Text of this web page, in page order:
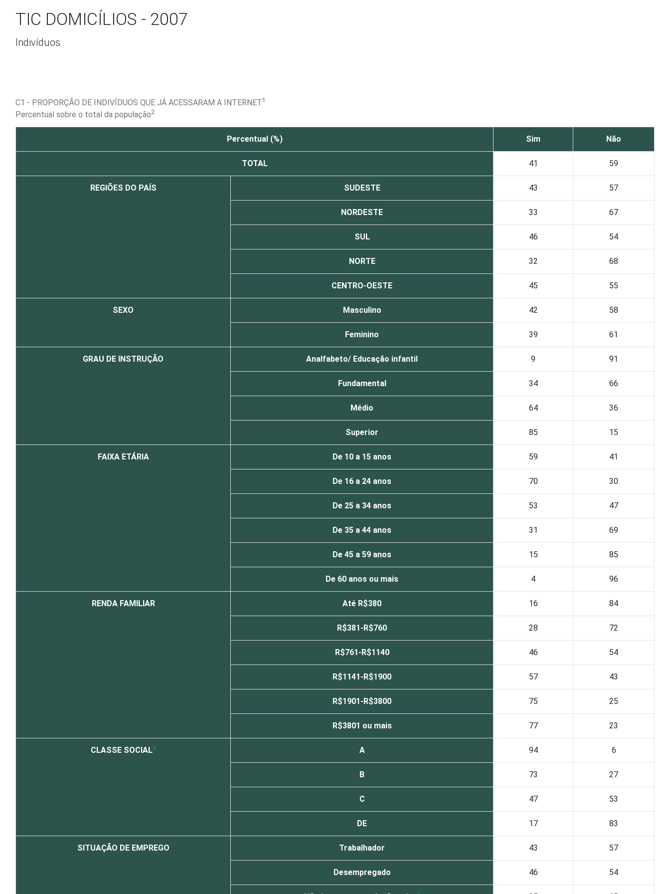
TIC DOMICÍLIOS - 2007
Indivíduos
C1 - PROPORÇÃO DE INDIVÍDUOS QUE JÁ ACESSARAM A INTERNET1
Percentual sobre o total da população2
Percentual (%) Sim Não
TOTAL 41 59
REGIÕES DO PAÍS SUDESTE 43 57
NORDESTE 33 67
SUL 46 54
NORTE 32 68
CENTRO-OESTE 45 55
SEXO Masculino 42 58
Feminino 39 61
GRAU DE INSTRUÇÃO Analfabeto/ Educação infantil 9 91
Fundamental 34 66
Médio 64 36
Superior 85 15
FAIXA ETÁRIA De 10 a 15 anos 59 41
De 16 a 24 anos 70 30
De 25 a 34 anos 53 47
De 35 a 44 anos 31 69
De 45 a 59 anos 15 85
De 60 anos ou mais 4 96
RENDA FAMILIAR Até R$380 16 84
R$381-R$760 28 72
R$761-R$1140 46 54
R$1141-R$1900 57 43
R$1901-R$3800 75 25
R$3801 ou mais 77 23
CLASSE SOCIAL4 A 94 6
B 73 27
C 47 53
DE 17 83
SITUAÇÃO DE EMPREGO Trabalhador 43 57
Desempregado 46 54